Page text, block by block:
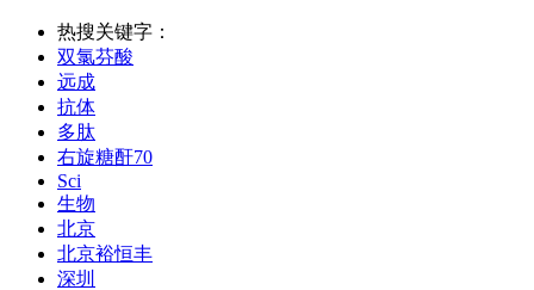
热搜关键字：
双氯芬酸
远成
抗体
多肽
右旋糖酐70
Sci
生物
北京
北京裕恒丰
深圳